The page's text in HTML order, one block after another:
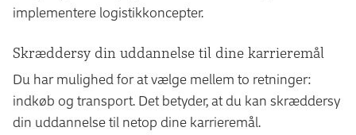
implementere logistikkoncepter.
Skræddersy din uddannelse til dine karrieremål
Du har mulighed for at vælge mellem to retninger:
indkøb og transport. Det betyder, at du kan skræddersy
din uddannelse til netop dine karrieremål.